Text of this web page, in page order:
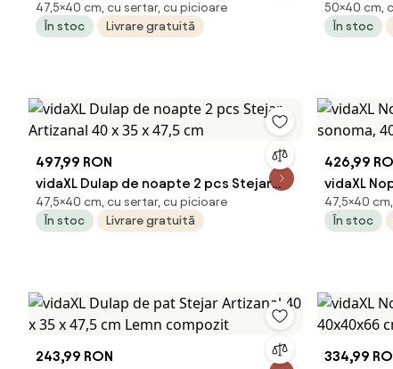
Stejar Artizanal 40 x 35 x 47,5 cm
47,5×40 cm, cu sertar, cu picioare
În stoc
Livrare gratuită
40x35x50
50×40 cm,
În stoc
497,99 RON
vidaXL Dulap de noapte 2 pcs Stejar
Artizanal 40 x 35 x 47,5 cm
47,5×40 cm, cu sertar, cu picioare
În stoc
Livrare gratuită
426,99
vidaXL
47,5×40
În stoc
243,99 RON
334,99